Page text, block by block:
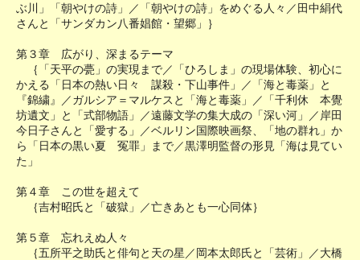
ぶ川」「朝やけの詩」／「朝やけの詩」をめぐる人々／田中絹代
さんと「サンダカン八番娼館・望郷」｝
第３章 広がり、深まるテーマ
｛「天平の甍」の実現まで／「ひろしま」の現場体験、初心に
かえる「日本の熱い日々 謀殺・下山事件」／「海と毒薬」と
『錦繍』／ガルシア＝マルケスと「海と毒薬」／「千利休 本覺
坊遺文」と「式部物語」／遠藤文学の集大成の「深い河」／岸田
今日子さんと「愛する」／ベルリン国際映画祭、「地の群れ」か
ら「日本の黒い夏 冤罪」まで／黒澤明監督の形見「海は見てい
た」
第４章 この世を超えて
｛吉村昭氏と「破獄」／亡きあとも一心同体｝
第５章 忘れえぬ人々
｛五所平之助氏と俳句と天の星／岡本太郎氏と「芸術」／大橋